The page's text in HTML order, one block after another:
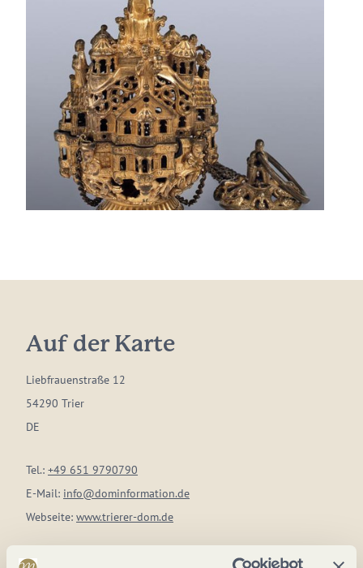
Auf der Karte
Liebfrauenstraße 12
54290 Trier
DE
Tel.: +49 651 9790790
E-Mail: info@dominformation.de
Webseite: www.trierer-dom.de